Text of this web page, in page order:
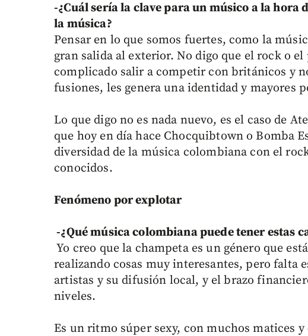
-¿Cuál sería la clave para un músico a la
la música?
Pensar en lo que somos fuertes, como la
gran salida al exterior. No digo que el rock o
complicado salir a competir con británicos y
fusiones, les genera una identidad y mayores
Lo que digo no es nada nuevo, es el caso de
que hoy en día hace Chocquibtown o Bomba
diversidad de la música colombiana con el
conocidos.
Fenómeno por explotar
-¿Qué música colombiana puede tener estas
Yo creo que la champeta es un género que
realizando cosas muy interesantes, pero falta
artistas y su difusión local, y el brazo
niveles.
Es un ritmo súper sexy, con muchos matices